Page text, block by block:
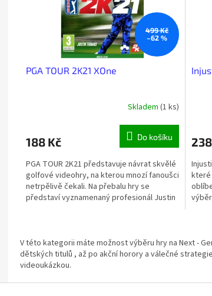
499 Kč
–62 %
PGA TOUR 2K21 XOne
Skladem (1 ks)
188 Kč Do košíku
PGA TOUR 2K21 představuje návrat skvělé
golfové videohry, na kterou mnozí fanoušci
netrpělivě čekali. Na přebalu hry se
představí vyznamenaný profesionál Justin
které
V této kategorii máte možnost výběru hry na Next -
dětských titulů , až po akční horory a válečné
videoukázkou.